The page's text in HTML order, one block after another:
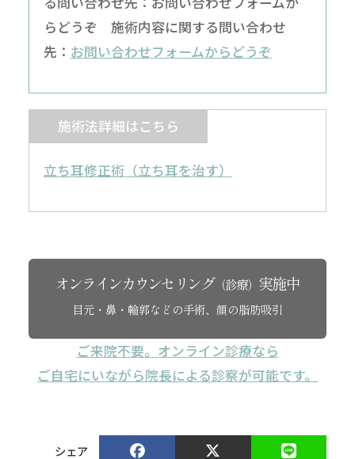
らどうぞ 施術内容に関する問い合わせ
先： お問い合わせフォームからどうぞ
施術法詳細はこちら
立ち耳修正術（立ち耳を治す）
オンラインカウンセリング（診療） 実施中
目元・鼻・輪郭などの手術、顔の脂肪吸引
ご来院不要。オンライン診療なら
ご自宅にいながら院長による診察が可能です。
シェア